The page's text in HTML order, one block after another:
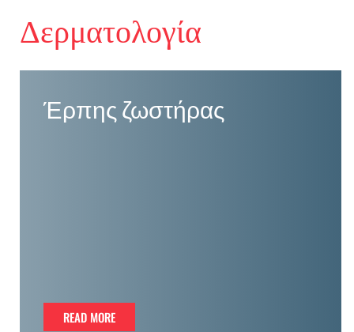
Δερματολογία
Έρπης ζωστήρας
READ MORE
READ MORE